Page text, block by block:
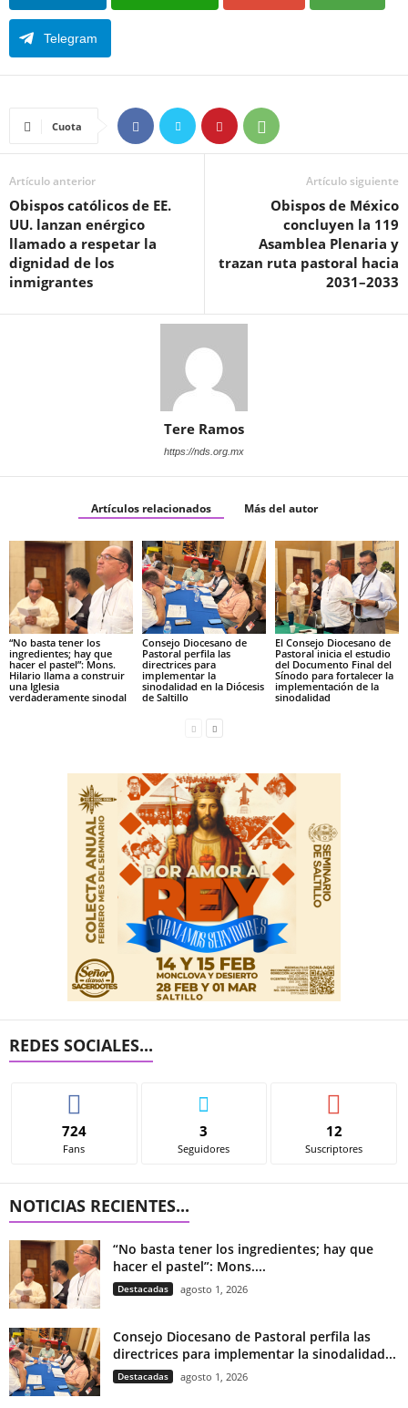
Telegram
Cuota
Artículo anterior
Obispos católicos de EE.
UU. lanzan enérgico
llamado a respetar la
dignidad de los
inmigrantes
Artículo siguiente
Obispos de México
concluyen la 119
Asamblea Plenaria y
trazan ruta pastoral hacia
2031–2033
Tere Ramos
https://nds.org.mx
Artículos relacionados Más del autor
“No basta tener los
ingredientes; hay que
hacer el pastel”: Mons.
Hilario llama a construir
una Iglesia
verdaderamente sinodal
Consejo Diocesano de
Pastoral perfila las
directrices para
implementar la
sinodalidad en la Diócesis
de Saltillo
El Consejo Diocesano de
Pastoral inicia el estudio
del Documento Final del
Sínodo para fortalecer la
implementación de la
sinodalidad
REDES SOCIALES...
724
Fans
3
Seguidores
12
Suscriptores
NOTICIAS RECIENTES...
“No basta tener los ingredientes; hay que
hacer el pastel”: Mons....
Destacadas agosto 1, 2026
Consejo Diocesano de Pastoral perfila las
directrices para implementar la sinodalidad...
Destacadas agosto 1, 2026